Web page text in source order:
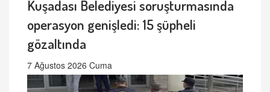
Kuşadası Belediyesi soruşturmasında
operasyon genişledi: 15 şüpheli
gözaltında
7 Ağustos 2026 Cuma